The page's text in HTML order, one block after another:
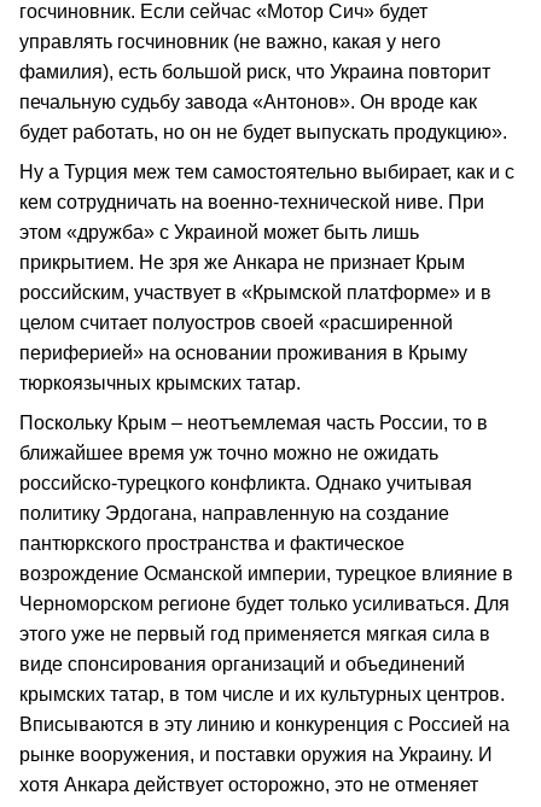
госчиновник. Если сейчас «Мотор Сич» будет
управлять госчиновник (не важно, какая у него
фамилия), есть большой риск, что Украина повторит
печальную судьбу завода «Антонов». Он вроде как
будет работать, но он не будет выпускать продукцию».
Ну а Турция меж тем самостоятельно выбирает, как и с
кем сотрудничать на военно-технической ниве. При
этом «дружба» с Украиной может быть лишь
прикрытием. Не зря же Анкара не признает Крым
российским, участвует в «Крымской платформе» и в
целом считает полуостров своей «расширенной
периферией» на основании проживания в Крыму
тюркоязычных крымских татар.
Поскольку Крым – неотъемлемая часть России, то в
ближайшее время уж точно можно не ожидать
российско-турецкого конфликта. Однако учитывая
политику Эрдогана, направленную на создание
пантюркского пространства и фактическое
возрождение Османской империи, турецкое влияние в
Черноморском регионе будет только усиливаться. Для
этого уже не первый год применяется мягкая сила в
виде спонсирования организаций и объединений
крымских татар, в том числе и их культурных центров.
Вписываются в эту линию и конкуренция с Россией на
рынке вооружения, и поставки оружия на Украину. И
хотя Анкара действует осторожно, это не отменяет